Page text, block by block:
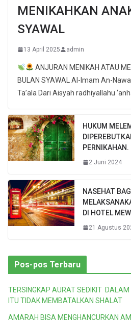
MENIKAHKAN
SYAWAL
13 April 2025 admin
ANJURAN MENIKAH ATAU
BULAN SYAWAL Al-Imam An-
HUKUM
PERNIKAHAN.
2 Juni 2024
NASEHAT
DI HOTEL
21 Agustus
Pos-pos Terbaru
TERSINGKAP AURAT SEDIKIT
ITU TIDAK MEMBATALKAN SHALAT
AMARAH BISA MENGHANCURKAN